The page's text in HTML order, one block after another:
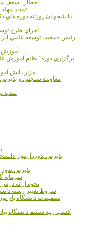
اخطار : سقف
تمدید
دانشجويان روزانه دوره
اجراي طرح توسعه
رئيس جمعيت توسعه علمي
آموزش
برگزاري دوره" نظام آموزش
40 هزار دانش
معاونت سنجش و پذيرش
تمديد
پذیرش بدون آزمون
پذیرش بدون
سرمایه گذاری 980 میلیارد
نحوه ارائه درس
شروط تغییر رشته
تصمیمات دانشگاه یام
کسب رتبه ششم دانشگاه پیام